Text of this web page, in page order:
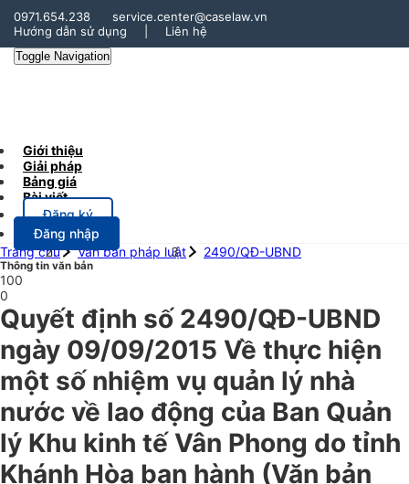
0971.654.238
service.center@caselaw.vn
Hướng dẫn sử dụng
Liên hệ
Toggle Navigation
Giới thiệu
Giải pháp
Bảng giá
Bài viết
Đăng ký
Đăng nhập
Trang chủ
Văn bản pháp luật 2490/QĐ-UBND
Thông tin văn bản
100
0
Quyết định số 2490/QĐ-UBND
ngày 09/09/2015 Về thực hiện
một số nhiệm vụ quản lý nhà
nước về lao động của Ban Quản
lý Khu kinh tế Vân Phong do tỉnh
Khánh Hòa ban hành (Văn bản